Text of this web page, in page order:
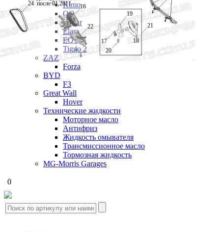
Kimo
QQ
Eastar
Elara
EQ1
Tiggo 2
ZAZ
Forza
BYD
F3
Great Wall
Hover
Технические жидкости
Моторное масло
Антифриз
Жидкость омывателя
Трансмиссионное масло
Тормозная жидкость
MG-Morris Garages
0
16
22
24
19
18
17
20
21
после 01,2011